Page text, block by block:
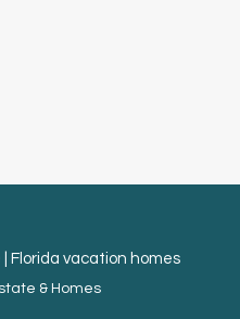
& Homes